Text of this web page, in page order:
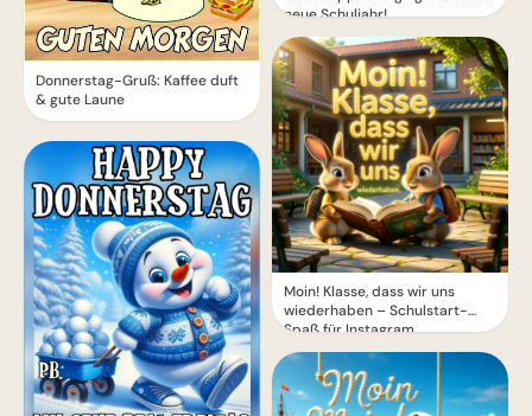
Donnerstag-Gruß: Kaffee duft
& gute Laune
neue Schuljahr!
Moin! Klasse, dass wir uns
wiederhaben – Schulstart-
Spaß für Instagram